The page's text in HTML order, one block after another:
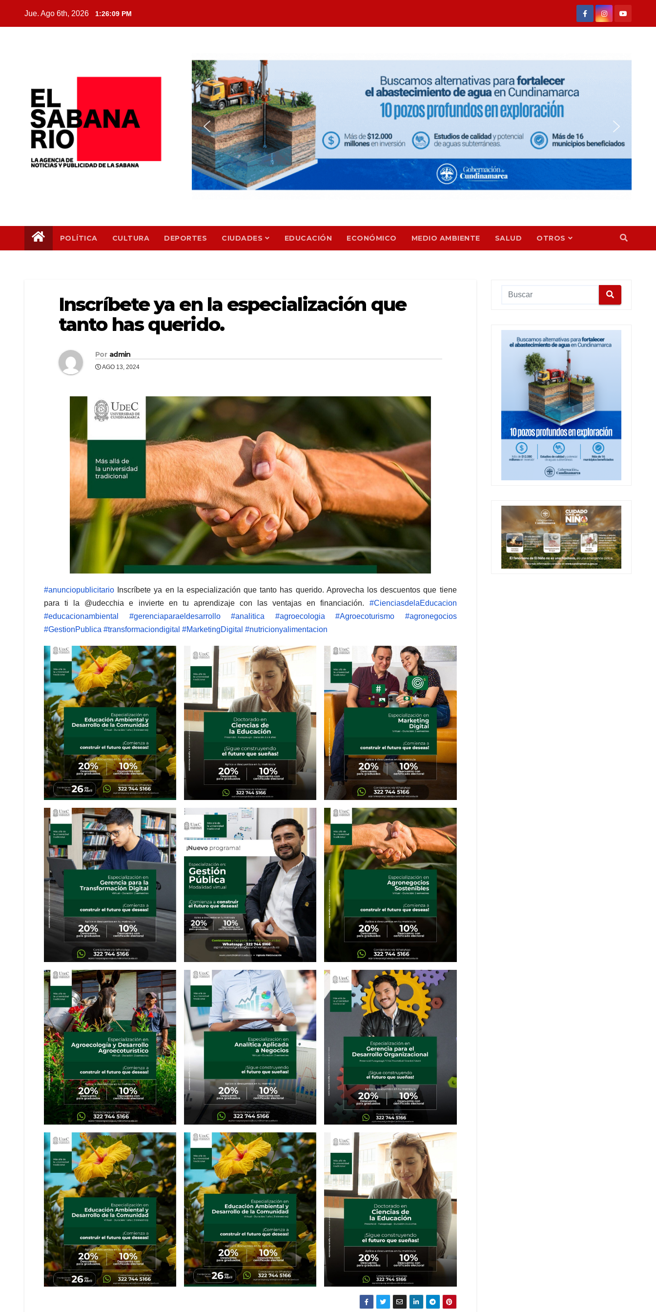
Jue. Ago 6th, 2026 1:26:10 PM
POLÍTICA CULTURA DEPORTES CIUDADES EDUCACIÓN ECONÓMICO MEDIO AMBIENTE SALUD OTROS
Inscríbete ya en la especialización que
tanto has querido.
Por admin
AGO 13, 2024
#anunciopublicitario Inscríbete ya en la especialización que tanto has querido. Aprovecha los descuentos que tiene
para ti la @udecchia e invierte en tu aprendizaje con las ventajas en financiación. #CienciasdelaEducacion
#educacionambiental
#gerenciaparaeldesarrollo #analitica #agroecologia #Agroecoturismo
#agronegocios
#GestionPublica #transformaciondigital #MarketingDigital #nutricionyalimentacion